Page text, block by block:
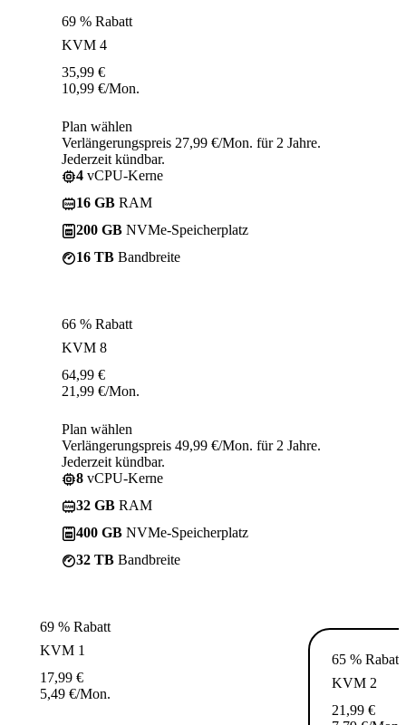
69 % Rabatt
KVM 4
35,99 €
10,99 €/Mon.
Plan wählen
Verlängerungspreis 27,99 €/Mon. für 2 Jahre.
Jederzeit kündbar.
4 vCPU-Kerne
16 GB RAM
200 GB NVMe-Speicherplatz
16 TB Bandbreite
66 % Rabatt
KVM 8
64,99 €
21,99 €/Mon.
Plan wählen
Verlängerungspreis 49,99 €/Mon. für 2 Jahre.
Jederzeit kündbar.
8 vCPU-Kerne
32 GB RAM
400 GB NVMe-Speicherplatz
32 TB Bandbreite
69 % Rabatt
KVM 1
17,99 €
5,49 €/Mon.
65 % Rabatt
KVM 2
21,99 €